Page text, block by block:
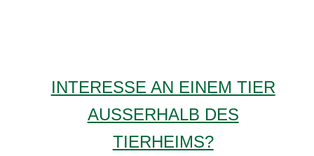
INTERESSE AN EINEM TIER
AUSSERHALB DES
TIERHEIMS?